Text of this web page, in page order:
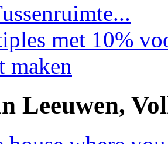
met 10%
maken
Leeuwen,